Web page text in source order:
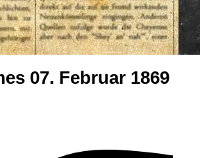
07. Februar 1869